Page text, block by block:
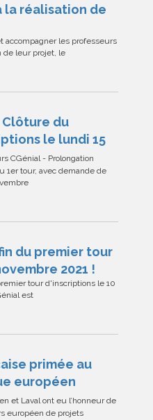
la réalisation de
accompagner les professeurs
de leur projet, le
Clôture du
le lundi 15
CGénial - Prolongation
1er tour, avec demande de
du premier tour
2021 !
tour d'inscriptions le 10
est
primée au
européen
et Laval ont eu l’honneur de
européen de projets